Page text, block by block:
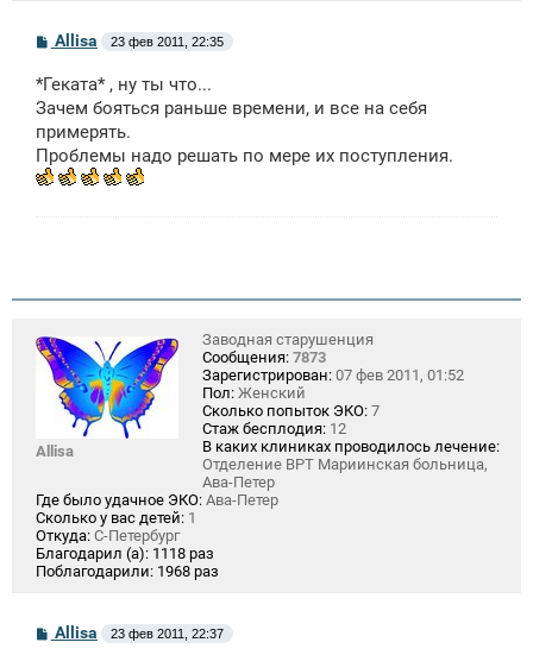
С
б
щ
н
и
е
Allisa 23 фев 2011, 22:35
*Геката* , ну ты что...
Зачем бояться раньше времени, и все на себя
примерять.
Проблемы надо решать по мере их поступления.
Allisa
Заводная старушенция
Сообщения: 7873
Зарегистрирован: 07 фев 2011, 01:52
Пол: Женский
Сколько попыток ЭКО: 7
Стаж бесплодия: 12
В каких клиниках проводилось лечение:
Отделение ВРТ Мариинская больница,
Ава-Петер
Где было удачное ЭКО: Ава-Петер
Сколько у вас детей: 1
Откуда: С-Петербург
Благодарил (а): 1118 раз
Поблагодарили: 1968 раз
С
Allisa 23 фев 2011, 22:37